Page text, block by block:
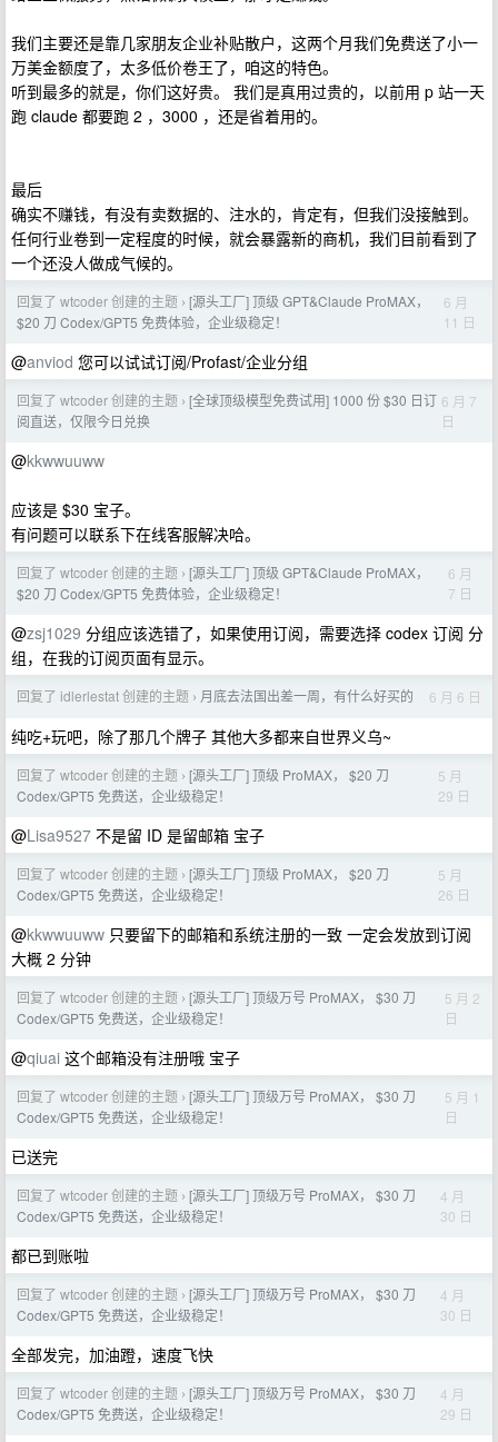
我们主要还是靠几家朋友企业补贴散户，这两个月我们免费送了小一
万美金额度了，太多低价卷王了，咱这的特色。
听到最多的就是，你们这好贵。 我们是真用过贵的，以前用 p 站一天
跑 claude 都要跑 2 ，3000 ，还是省着用的。
最后
确实不赚钱，有没有卖数据的、注水的，肯定有，但我们没接触到。
任何行业卷到一定程度的时候，就会暴露新的商机，我们目前看到了
一个还没人做成气候的。
回复了 wtcoder 创建的主题 › [源头工厂] 顶级 GPT&Claude ProMAX，
$20 刀 Codex/GPT5 免费体验，企业级稳定！
6 月
11 日
@anviod 您可以试试订阅/Profast/企业分组
回复了 wtcoder 创建的主题 › [全球顶级模型免费试用] 1000 份 $30 日订
阅直送，仅限今日兑换
6 月 7
日
@kkwwuuww
应该是 $30 宝子。
有问题可以联系下在线客服解决哈。
回复了 wtcoder 创建的主题 › [源头工厂] 顶级 GPT&Claude ProMAX，
$20 刀 Codex/GPT5 免费体验，企业级稳定！
6 月
7 日
@zsj1029 分组应该选错了，如果使用订阅，需要选择 codex 订阅 分
组，在我的订阅页面有显示。
回复了 idlerlestat 创建的主题 › 月底去法国出差一周，有什么好买的 6 月 6 日
纯吃+玩吧，除了那几个牌子 其他大多都来自世界义乌~
回复了 wtcoder 创建的主题 › [源头工厂] 顶级 ProMAX， $20 刀
Codex/GPT5 免费送，企业级稳定！
5 月
29 日
@Lisa9527 不是留 ID 是留邮箱 宝子
回复了 wtcoder 创建的主题 › [源头工厂] 顶级 ProMAX， $20 刀
Codex/GPT5 免费送，企业级稳定！
5 月
26 日
@kkwwuuww 只要留下的邮箱和系统注册的一致 一定会发放到订阅
大概 2 分钟
回复了 wtcoder 创建的主题 › [源头工厂] 顶级万号 ProMAX， $30 刀
Codex/GPT5 免费送，企业级稳定！
5 月 2
日
@qiuai 这个邮箱没有注册哦 宝子
回复了 wtcoder 创建的主题 › [源头工厂] 顶级万号 ProMAX， $30 刀
Codex/GPT5 免费送，企业级稳定！
5 月 1
日
已送完
回复了 wtcoder 创建的主题 › [源头工厂] 顶级万号 ProMAX， $30 刀
Codex/GPT5 免费送，企业级稳定！
4 月
30 日
都已到账啦
回复了 wtcoder 创建的主题 › [源头工厂] 顶级万号 ProMAX， $30 刀
Codex/GPT5 免费送，企业级稳定！
4 月
30 日
全部发完，加油蹬，速度飞快
回复了 wtcoder 创建的主题 › [源头工厂] 顶级万号 ProMAX， $30 刀
Codex/GPT5 免费送，企业级稳定！
4 月
29 日